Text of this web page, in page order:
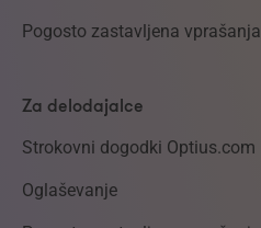
Pogosto zastavljena vprašanja
Za delodajalce
Strokovni dogodki Optius.com
Oglaševanje